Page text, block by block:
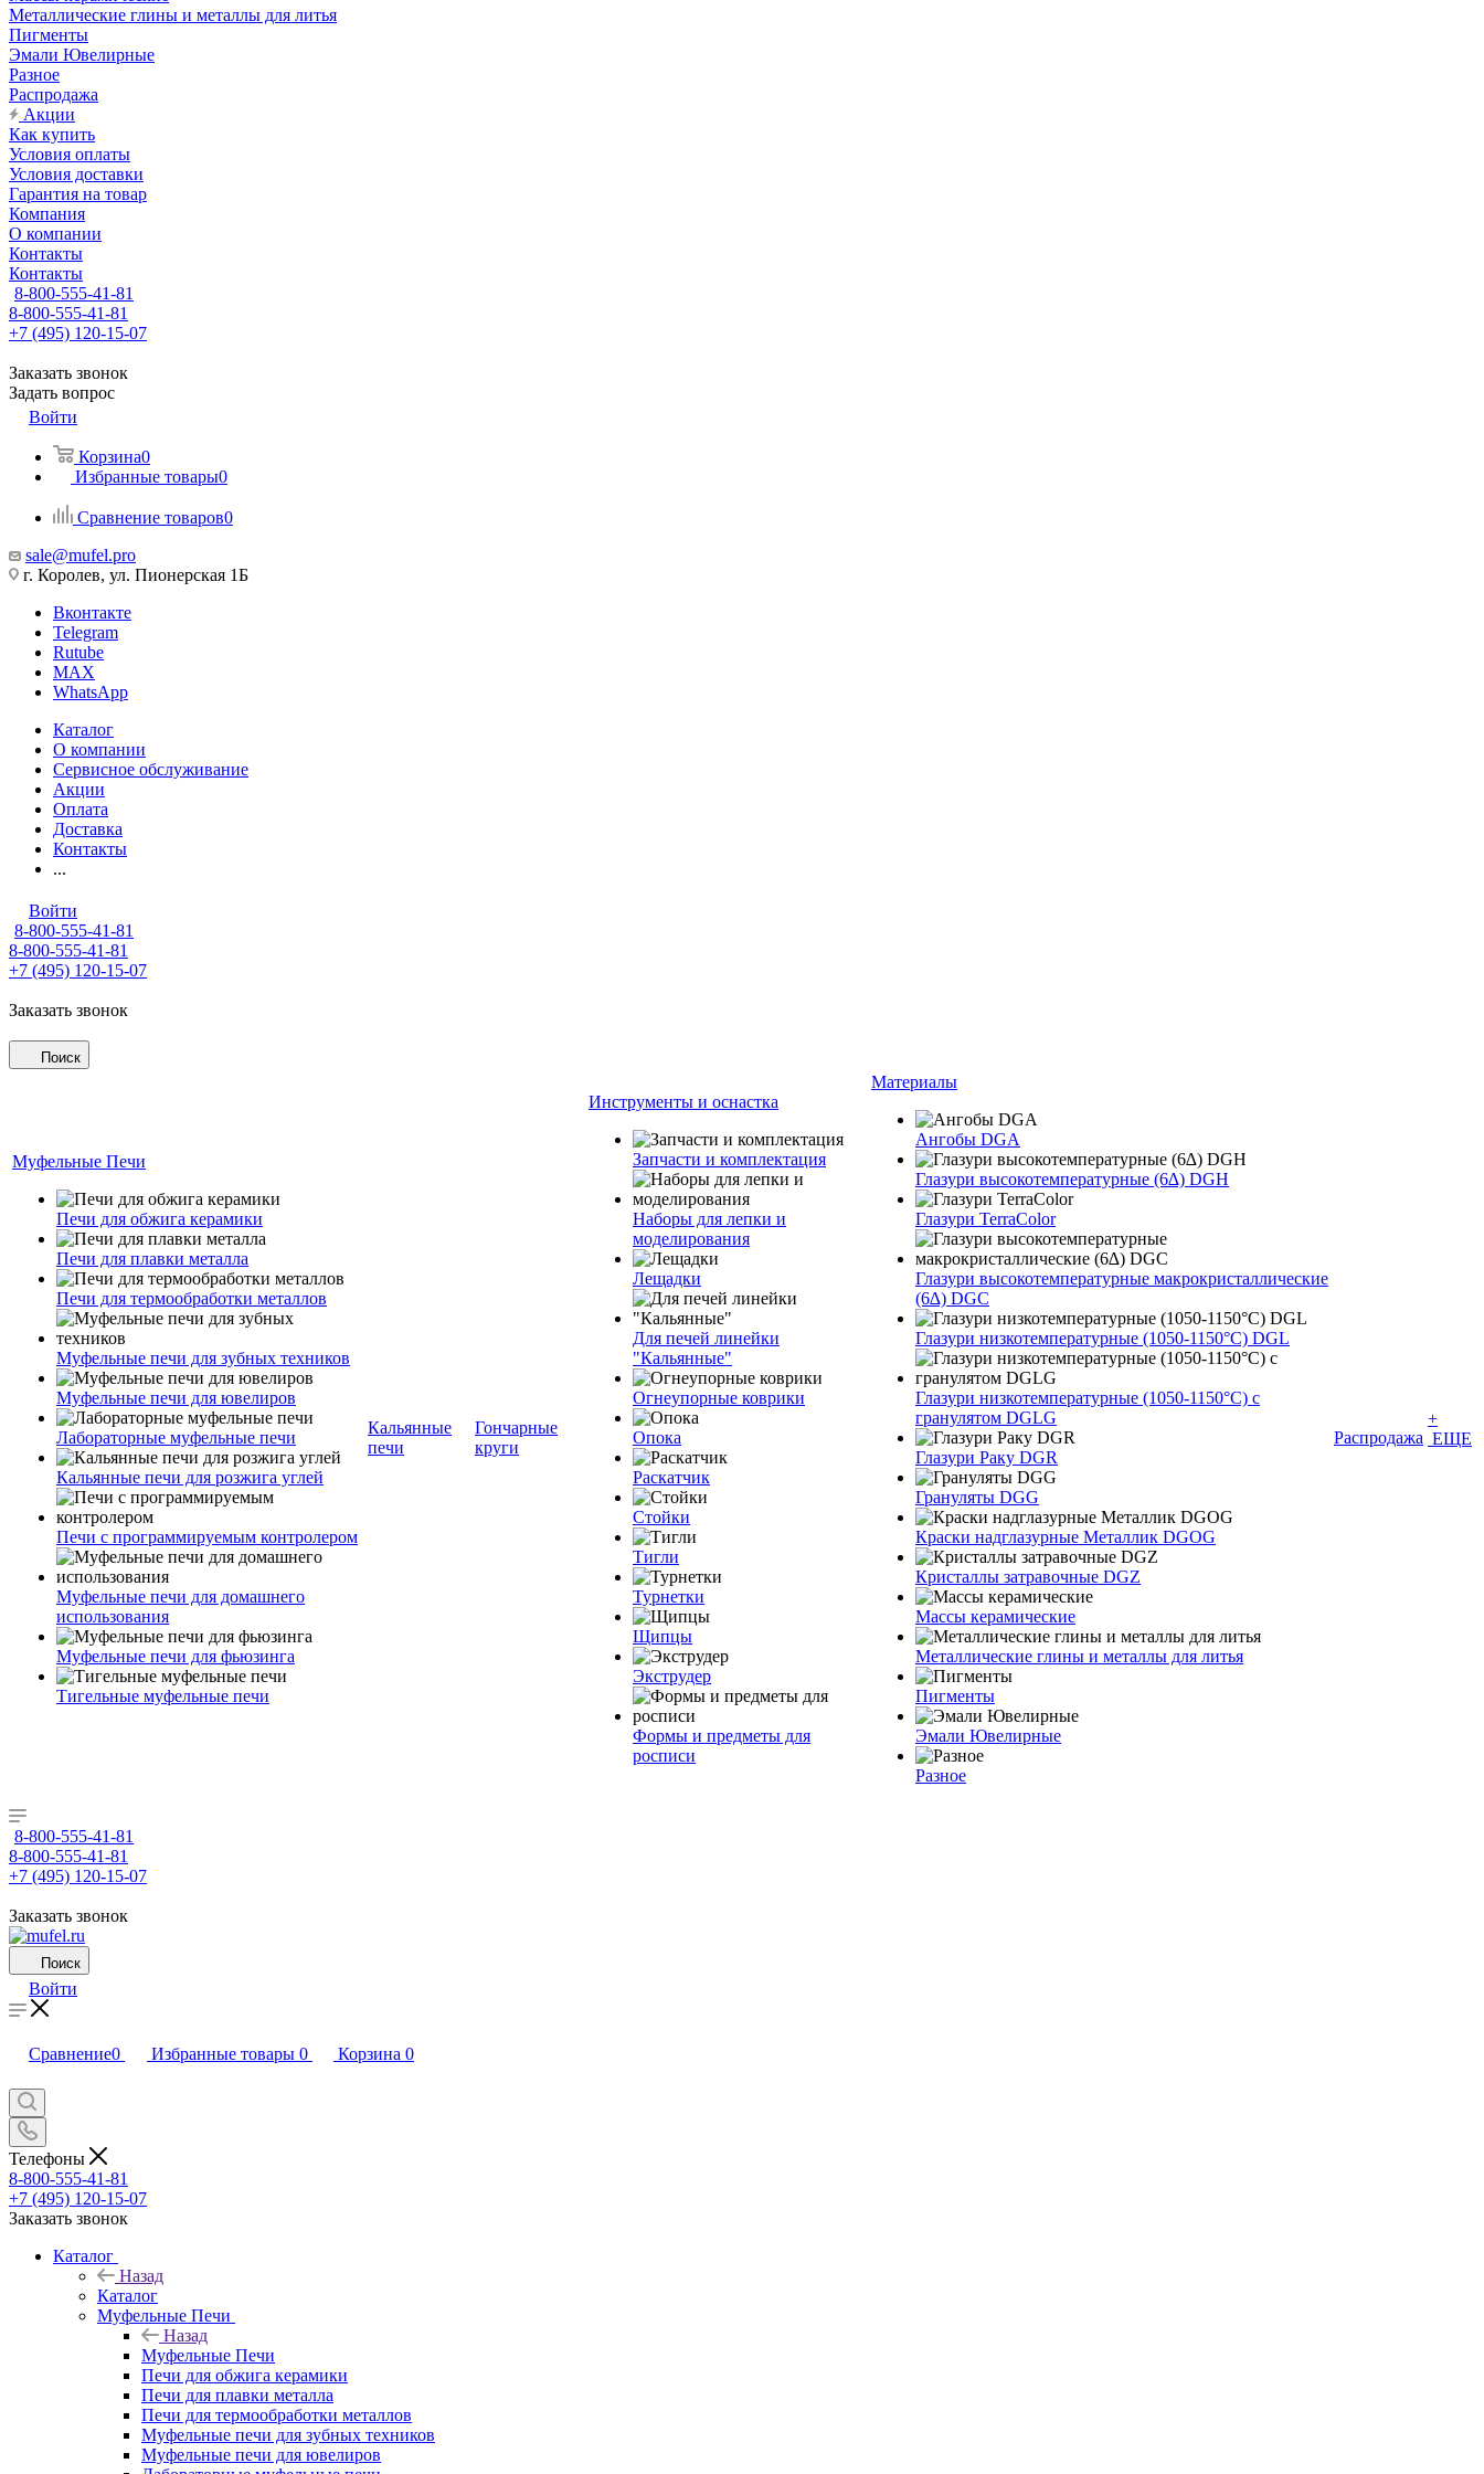
Металлические глины и металлы для литья
Пигменты
Эмали Ювелирные
Разное
Распродажа
Акции
Как купить
Условия оплаты
Условия доставки
Гарантия на товар
Компания
О компании
Контакты
Контакты
8-800-555-41-81
8-800-555-41-81
+7 (495) 120-15-07
Заказать звонок
Задать вопрос
Войти
Корзина0
Избранные товары0
Сравнение товаров0
sale@mufel.pro
г. Королев, ул. Пионерская 1Б
Вконтакте
Telegram
Rutube
MAX
WhatsApp
Каталог
О компании
Сервисное обслуживание
Акции
Оплата
Доставка
Контакты
...
Войти
8-800-555-41-81
8-800-555-41-81
+7 (495) 120-15-07
Заказать звонок
Поиск
Муфельные Печи
Печи для обжига керамики
Печи для плавки металла
Печи для термообработки металлов
Муфельные печи для зубных техников
Муфельные печи для ювелиров
Лабораторные муфельные печи
Кальянные печи для розжига углей
Печи с программируемым контролером
Муфельные печи для домашнего
использования
Муфельные печи для фьюзинга
Тигельные муфельные печи
Кальянные
печи
Гончарные
круги
Инструменты и оснастка
Запчасти и комплектация
Наборы для лепки и
моделирования
Лещадки
Для печей линейки
"Кальянные"
Огнеупорные коврики
Опока
Раскатчик
Стойки
Тигли
Турнетки
Щипцы
Экструдер
Формы и предметы для
росписи
Материалы
Ангобы DGA
Глазури высокотемпературные (6∆) DGH
Глазури TerraColor
Глазури высокотемпературные макрокристаллические
(6∆) DGC
Глазури низкотемпературные (1050-1150°С) DGL
Глазури низкотемпературные (1050-1150°С) с
гранулятом DGLG
Глазури Раку DGR
Грануляты DGG
Краски надглазурные Металлик DGOG
Кристаллы затравочные DGZ
Массы керамические
Металлические глины и металлы для литья
Пигменты
Эмали Ювелирные
Разное
Распродажа
+
ЕЩЕ
8-800-555-41-81
8-800-555-41-81
+7 (495) 120-15-07
Заказать звонок
Поиск
Войти
Сравнение0 Избранные товары 0 Корзина 0
Телефоны
8-800-555-41-81
+7 (495) 120-15-07
Заказать звонок
Каталог
Назад
Каталог
Муфельные Печи
Назад
Муфельные Печи
Печи для обжига керамики
Печи для плавки металла
Печи для термообработки металлов
Муфельные печи для зубных техников
Муфельные печи для ювелиров